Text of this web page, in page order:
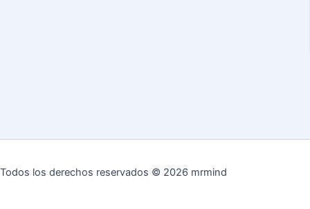
Todos los derechos reservados © 2026 mrmind